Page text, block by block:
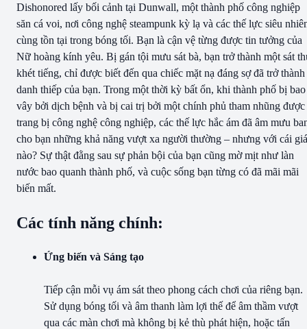
Dishonored lấy bối cảnh tại Dunwall, một thành phố công nghiệp
săn cá voi, nơi công nghệ steampunk kỳ lạ và các thế lực siêu
cùng tồn tại trong bóng tối. Bạn là cận vệ từng được tin tưởng của
Nữ hoàng kính yêu. Bị gán tội mưu sát bà, bạn trở thành một sát
khét tiếng, chỉ được biết đến qua chiếc mặt nạ đáng sợ đã trở thành
danh thiếp của bạn. Trong một thời kỳ bất ổn, khi thành phố bị bao
vây bởi dịch bệnh và bị cai trị bởi một chính phủ tham nhũng được
trang bị công nghệ công nghiệp, các thế lực hắc ám đã âm mưu
cho bạn những khả năng vượt xa người thường – nhưng với cái giá
nào? Sự thật đằng sau sự phản bội của bạn cũng mờ mịt như làn
nước bao quanh thành phố, và cuộc sống bạn từng có đã mãi mãi
biến mất.
Các tính năng chính:
Ứng biến và Sáng tạo
Tiếp cận mỗi vụ ám sát theo phong cách chơi của riêng bạn.
Sử dụng bóng tối và âm thanh làm lợi thế để âm thầm vượt
qua các màn chơi mà không bị kẻ thù phát hiện, hoặc tấn